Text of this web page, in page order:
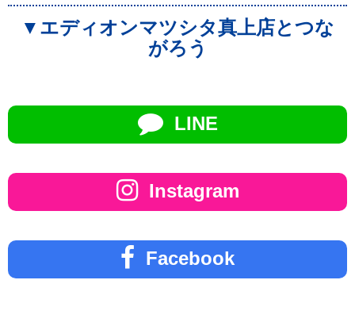
▼エディオンマツシタ真上店とつな
がろう
LINE
Instagram
Facebook